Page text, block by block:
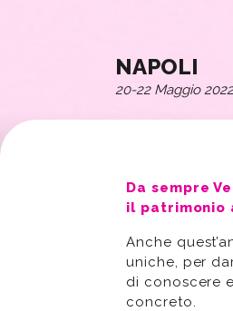
NAPOLI
20-22 Maggio 2022
Da sempre
il patrimonio
Anche
uniche, per
di conoscere
concreto.